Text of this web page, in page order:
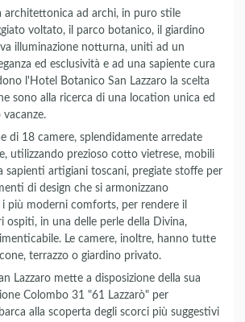
architettonica ad archi, in puro stile
voltato, il parco botanico, il giardino
illuminazione notturna, uniti ad un
ed esclusività e ad una sapiente cura
l'Hotel Botanico San Lazzaro la scelta
sono alla ricerca di una location unica ed
di 18 camere, splendidamente arredate
utilizzando prezioso cotto vietrese, mobili
sapienti artigiani toscani, pregiate stoffe per
di design che si armonizzano
più moderni comforts, per rendere il
ospiti, in una delle perle della Divina,
Le camere, inoltre, hanno tutte
terrazzo o giardino privato.
Lazzaro mette a disposizione della sua
Colombo 31 "61 Lazzarò" per
alla scoperta degli scorci più suggestivi